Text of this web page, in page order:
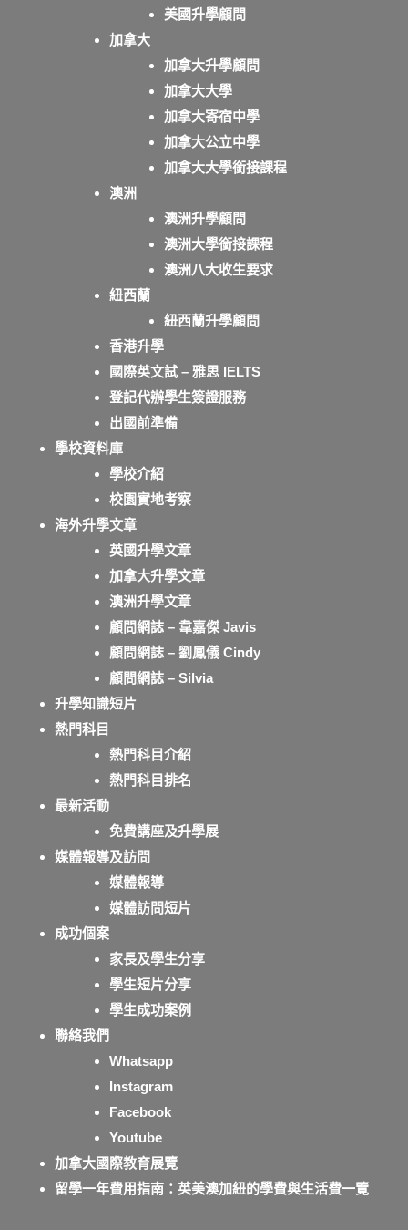
美國升學顧問
加拿大
加拿大升學顧問
加拿大大學
加拿大寄宿中學
加拿大公立中學
加拿大大學銜接課程
澳洲
澳洲升學顧問
澳洲大學銜接課程
澳洲八大收生要求
紐西蘭
紐西蘭升學顧問
香港升學
國際英文試 – 雅思 IELTS
登記代辦學生簽證服務
出國前準備
學校資料庫
學校介紹
校園實地考察
海外升學文章
英國升學文章
加拿大升學文章
澳洲升學文章
顧問網誌 – 韋嘉傑 Javis
顧問網誌 – 劉鳳儀 Cindy
顧問網誌 – Silvia
升學知識短片
熱門科目
熱門科目介紹
熱門科目排名
最新活動
免費講座及升學展
媒體報導及訪問
媒體報導
媒體訪問短片
成功個案
家長及學生分享
學生短片分享
學生成功案例
聯絡我們
Whatsapp
Instagram
Facebook
Youtube
加拿大國際教育展覽
留學一年費用指南：英美澳加紐的學費與生活費一覽